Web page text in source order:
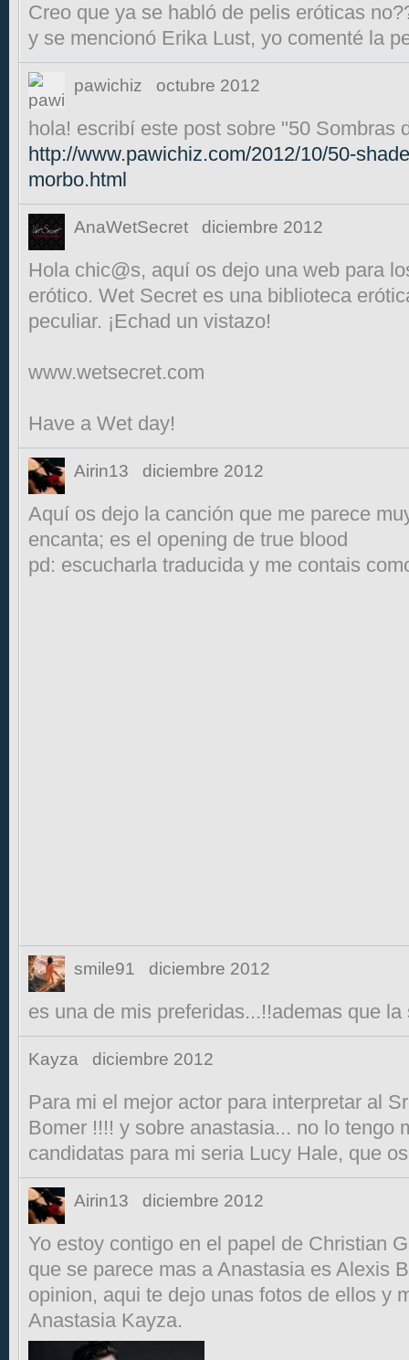
Creo que ya se habló de pelis eróticas
y se mencionó Erika Lust, yo comenté la
pawichiz octubre 2012
hola! escribí este post sobre "50 Sombras
http://www.pawichiz.com/2012/10/50-
morbo.html
AnaWetSecret diciembre 2012
Hola chic@s, aquí os dejo una web para
erótico. Wet Secret es una biblioteca
peculiar. ¡Echad un vistazo!
www.wetsecret.com
Have a Wet day!
Airin13 diciembre 2012
Aquí os dejo la canción que me parece
encanta; es el opening de true blood
pd: escucharla traducida y me contais
smile91 diciembre 2012
es una de mis preferidas...!!ademas que
Kayza diciembre 2012
Para mi el mejor actor para interpretar al
Bomer !!!! y sobre anastasia... no lo tengo
candidatas para mi seria Lucy Hale, que
Airin13 diciembre 2012
Yo estoy contigo en el papel de Christian
que se parece mas a Anastasia es Alexis
opinion, aqui te dejo unas fotos de ellos y
Anastasia Kayza.